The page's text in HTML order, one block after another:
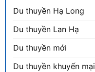
Du thuyền Hạ Long
Du thuyền Lan Hạ
Du thuyền mới
Du thuyền khuyến mại